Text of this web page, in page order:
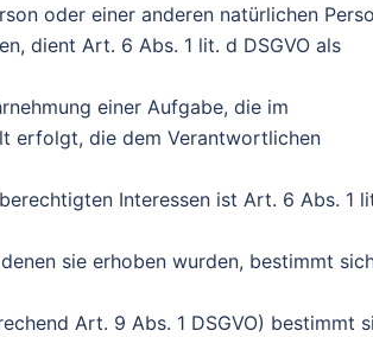
oder einer anderen natürlichen
dient Art. 6 Abs. 1 lit. d DSGVO als
einer Aufgabe, die im
erfolgt, die dem Verantwortlichen
Interessen ist Art. 6 Abs. 1
sie erhoben wurden, bestimmt
Art. 9 Abs. 1 DSGVO) bestimmt